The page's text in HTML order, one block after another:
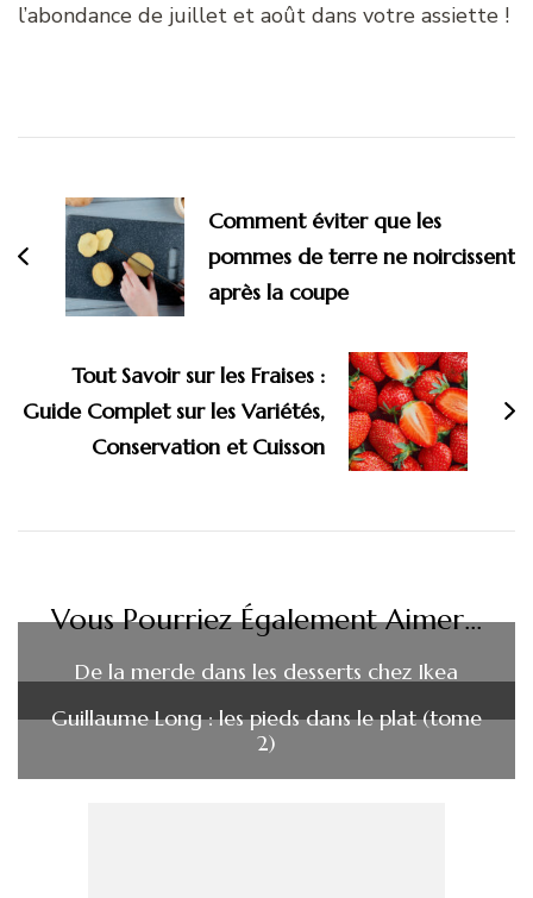
l’abondance de juillet et août dans votre assiette !
d'article
Comment éviter que les
pommes de terre ne noircissent
après la coupe
Tout Savoir sur les Fraises :
Guide Complet sur les Variétés,
Conservation et Cuisson
Vous Pourriez Également Aimer...
De la merde dans les desserts chez Ikea
Guillaume Long : les pieds dans le plat (tome
2)